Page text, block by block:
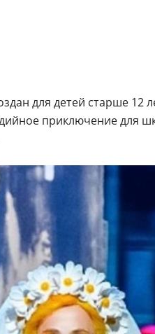
для детей старше 12
приключение для